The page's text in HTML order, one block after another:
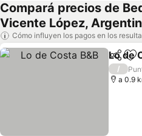
Compará precios de
Vicente López,
Cómo influyen los pagos en los
Lo de
/
a 0.9